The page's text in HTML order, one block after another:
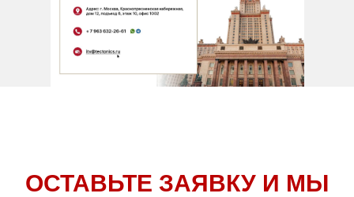
ОСТАВЬТЕ ЗАЯВКУ И МЫ